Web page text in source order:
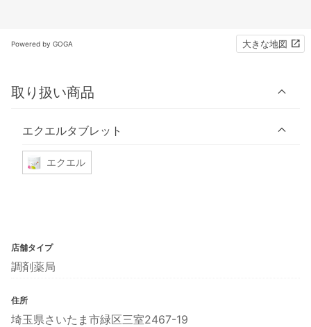
Powered by GOGA 大きな地図
取り扱い商品
エクエルタブレット
エクエル
店舗タイプ
調剤薬局
住所
埼玉県さいたま市緑区三室2467-19